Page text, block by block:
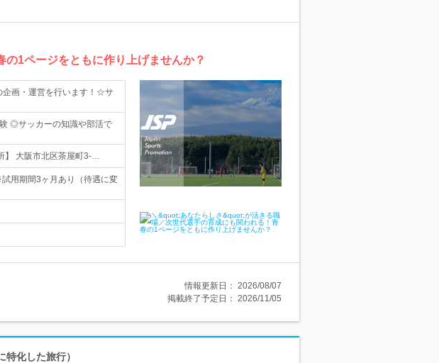
1ページをともに作り上げませんか？
企画・運営を行います！☆サ
◎サッカーの知識や部活で
】 大阪市北区茶屋町3-…
用期間3ヶ月あり（待遇に変
情報更新日： 2026/08/07
掲載終了予定日： 2026/11/05
化した旅行）